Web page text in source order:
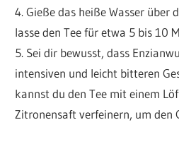
4. Gieße das heiße Wasser über
lasse den Tee für etwa 5 bis 10
5. Sei dir bewusst, dass
intensiven und leicht bitteren
kannst du den Tee mit einem
Zitronensaft verfeinern, um den